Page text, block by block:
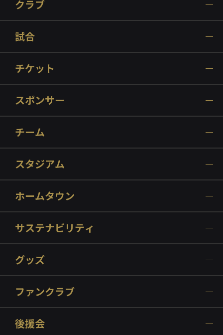
クラブ
試合
チケット
スポンサー
チーム
スタジアム
ホームタウン
サステナビリティ
グッズ
ファンクラブ
後援会